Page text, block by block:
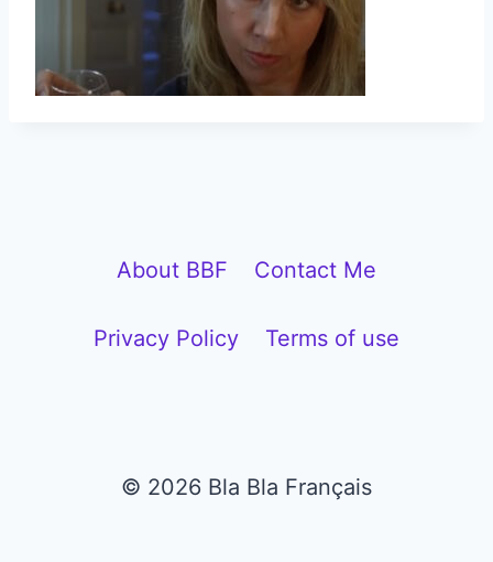
About BBF Contact Me
Privacy Policy Terms of use
© 2026 Bla Bla Français